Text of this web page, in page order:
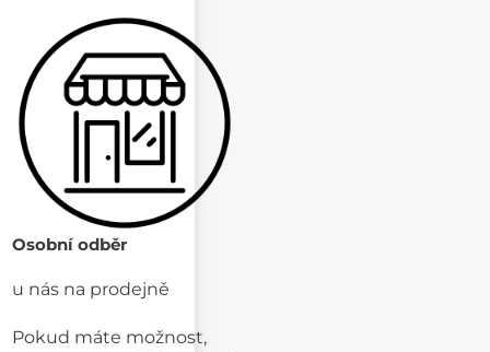
Osobní odběr
u nás na prodejně
Pokud máte možnost,